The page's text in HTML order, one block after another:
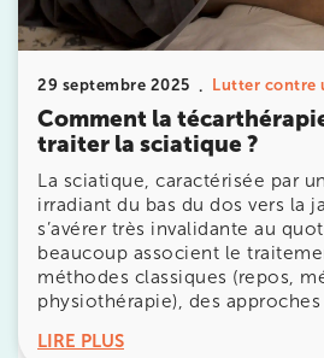
29 septembre 2025 Lutter contre
Comment la
traiter la sciatique ?
La sciatique, caractérisée par
irradiant du bas du dos vers la
s’avérer très invalidante au
beaucoup associent le
méthodes classiques (repos,
physiothérapie), des approches
LIRE PLUS
75015 Paris
75015 Paris
01 43 31 00 33
Prenez RDV sur
Prenez RDV sur
IK PARIS 6 – CASSETTE
1 Rue Cassette 75006
1 Rue Cassette 75006
01 42 84 06 95